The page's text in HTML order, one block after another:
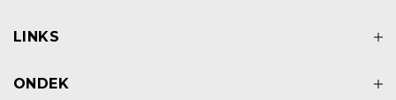
LINKS
ONDEK